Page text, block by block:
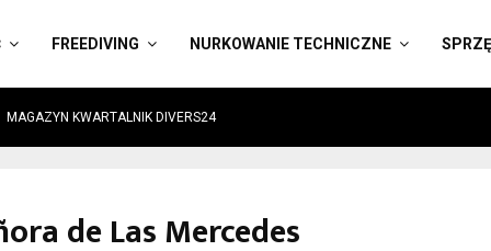
FREEDIVING NURKOWANIE TECHNICZNE
MAGAZYN KWARTALNIK DIVERS24
de Las Mercedes